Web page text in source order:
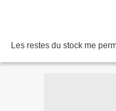
Les restes du stock me